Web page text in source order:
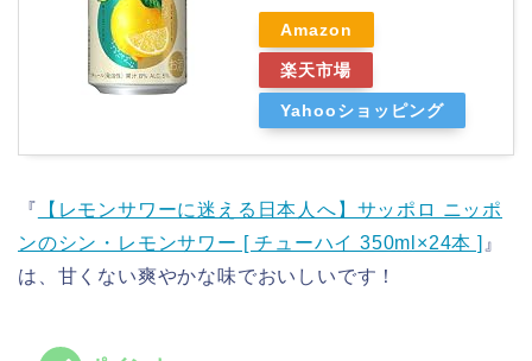
Amazon
楽天市場
Yahooショッピング
『
【レモンサワーに迷える日本人へ】サッポロ ニッポ
ンのシン・レモンサワー [ チューハイ 350ml×24本 ] 』
は、甘くない爽やかな味でおいしいです！